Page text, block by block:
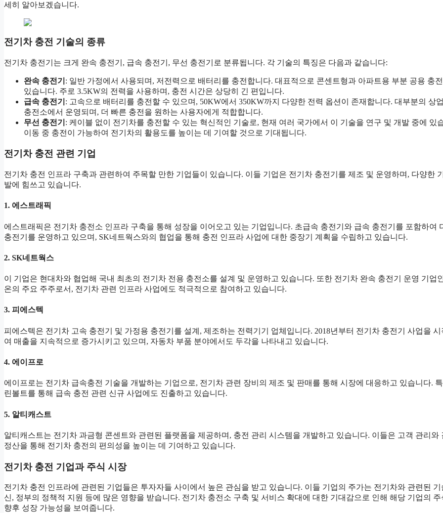
세히 알아보겠습니다.
전기차 충전 기술의 종류
전기차 충전기는 크게 완속 충전기, 급속 충전기, 무선 충전기로 분류됩니다. 각 기술의 특징은 다음과 같습니다:
완속 충전기 : 일반 가정에서 사용되며, 저전력으로 배터리를 충전합니다. 대표적으로 콘센트형과 아파트용 부분 공용 충
있습니다. 주로 3.5KW의 전력을 사용하며, 충전 시간은 상당히 긴 편입니다.
급속 충전기 : 고속으로 배터리를 충전할 수 있으며, 50KW에서 350KW까지 다양한 전력 옵션이 존재합니다. 대부분의 상
충전소에서 운영되며, 더 빠른 충전을 원하는 사용자에게 적합합니다.
무선 충전기 : 케이블 없이 전기차를 충전할 수 있는 혁신적인 기술로, 현재 여러 국가에서 이 기술을 연구 및 개발 중에 있
이동 중 충전이 가능하여 전기차의 활용도를 높이는 데 기여할 것으로 기대됩니다.
전기차 충전 관련 기업
전기차 충전 인프라 구축과 관련하여 주목할 만한 기업들이 있습니다. 이들 기업은 전기차 충전기를 제조 및 운영하며, 다양한
발에 힘쓰고 있습니다.
1. 에스트래픽
에스트래픽은 전기차 충전소 인프라 구축을 통해 성장을 이어오고 있는 기업입니다. 초급속 충전기와 급속 충전기를 포함하여
충전기를 운영하고 있으며, SK네트웍스와의 협업을 통해 충전 인프라 사업에 대한 중장기 계획을 수립하고 있습니다.
2. SK네트웍스
이 기업은 현대차와 협업해 국내 최초의 전기차 전용 충전소를 설계 및 운영하고 있습니다. 또한 전기차 완속 충전기 운영 기업
온의 주요 주주로서, 전기차 관련 인프라 사업에도 적극적으로 참여하고 있습니다.
3. 피에스텍
피에스텍은 전기차 고속 충전기 및 가정용 충전기를 설계, 제조하는 전력기기 업체입니다. 2018년부터 전기차 충전기 사업을 시
여 매출을 지속적으로 증가시키고 있으며, 자동차 부품 분야에서도 두각을 나타내고 있습니다.
4. 에이프로
에이프로는 전기차 급속충전 기술을 개발하는 기업으로, 전기차 관련 장비의 제조 및 판매를 통해 시장에 대응하고 있습니다.
린볼트를 통해 급속 충전 관련 신규 사업에도 진출하고 있습니다.
5. 알티캐스트
알티캐스트는 전기차 과금형 콘센트와 관련된 플랫폼을 제공하며, 충전 관리 시스템을 개발하고 있습니다. 이들은 고객 관리와
정산을 통해 전기차 충전의 편의성을 높이는 데 기여하고 있습니다.
전기차 충전 기업과 주식 시장
전기차 충전 인프라에 관련된 기업들은 투자자들 사이에서 높은 관심을 받고 있습니다. 이들 기업의 주가는 전기차와 관련된 기
신, 정부의 정책적 지원 등에 많은 영향을 받습니다. 전기차 충전소 구축 및 서비스 확대에 대한 기대감으로 인해 해당 기업의 주
향후 성장 가능성을 보여줍니다.